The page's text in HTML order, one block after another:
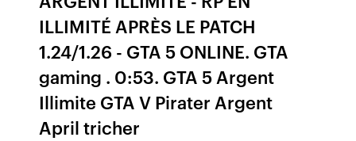
ILLIMITÉ APRÈS LE PATCH
1.24/1.26 - GTA 5 ONLINE. GTA
gaming . 0:53. GTA 5 Argent
Illimite GTA V Pirater Argent
April tricher